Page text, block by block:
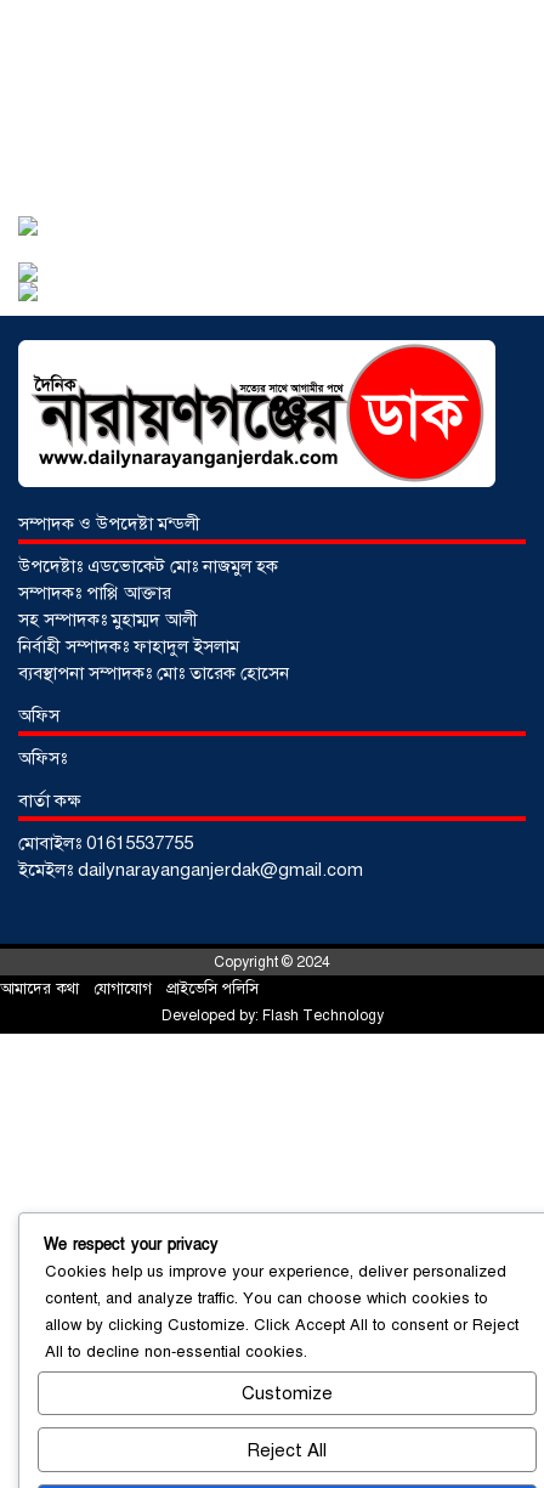
২০২৬
আড়াইহাজারে বান্টি বাজারে ৫ গ্রাম
হেরোইনসহ যুবক গ্রেপ্তার
০৩ আগস্ট ২০২৬
আড়াইহাজারে জেলেদের জালে উঠে এলো
ব্যবসায়ী গ্রেফতার
সোনারগাঁয়ে পরিত্যক্ত উন্নয়ন প্রকল্প:
সম্পাদক ও উপদেষ্টা মন্ডলী
উপদেষ্টাঃ এডভোকেট মোঃ নাজমুল হক
সম্পাদকঃ পাপ্পি আক্তার
সহ সম্পাদকঃ মুহাম্মদ আলী
নির্বাহী সম্পাদকঃ ফাহাদুল ইসলাম
ব্যবস্থাপনা সম্পাদকঃ মোঃ তারেক হোসেন
অফিস
অফিসঃ
বার্তা কক্ষ
মোবাইলঃ 01615537755
ইমেইলঃ dailynarayanganjerdak@gmail.com
Copyright © 2024
আমাদের কথা যোগাযোগ প্রাইভেসি পলিসি
Developed by: Flash Technology
We respect your privacy
Cookies help us improve your experience, deliver personalized
content, and analyze traffic. You can choose which cookies to
allow by clicking Customize. Click Accept All to consent orReject
All to decline non-essential cookies.
Customize
Reject All